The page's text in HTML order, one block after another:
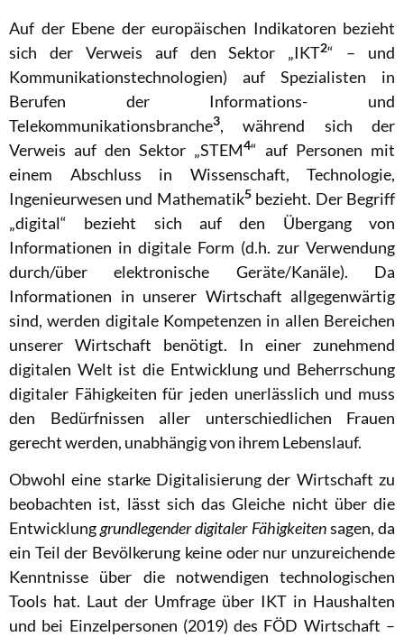
Auf der Ebene der europäischen Indikatoren bezieht
sich der Verweis auf den Sektor „IKT2“ – und
Kommunikationstechnologien) auf Spezialisten in
Berufen der Informations- und
Telekommunikationsbranche3, während sich der
Verweis auf den Sektor „STEM4“ auf Personen mit
einem Abschluss in Wissenschaft, Technologie,
Ingenieurwesen und Mathematik5 bezieht. Der Begriff
„digital“ bezieht sich auf den Übergang von
Informationen in digitale Form (d.h. zur Verwendung
durch/über elektronische Geräte/Kanäle). Da
Informationen in unserer Wirtschaft allgegenwärtig
sind, werden digitale Kompetenzen in allen Bereichen
unserer Wirtschaft benötigt. In einer zunehmend
digitalen Welt ist die Entwicklung und Beherrschung
digitaler Fähigkeiten für jeden unerlässlich und muss
den Bedürfnissen aller unterschiedlichen Frauen
gerecht werden, unabhängig von ihrem Lebenslauf.
Obwohl eine starke Digitalisierung der Wirtschaft zu
beobachten ist, lässt sich das Gleiche nicht über die
Entwicklunggrundlegender digitaler Fähigkeitensagen, da
ein Teil der Bevölkerung keine oder nur unzureichende
Kenntnisse über die notwendigen technologischen
Tools hat. Laut der Umfrage über IKT in Haushalten
und bei Einzelpersonen (2019) des FÖD Wirtschaft –